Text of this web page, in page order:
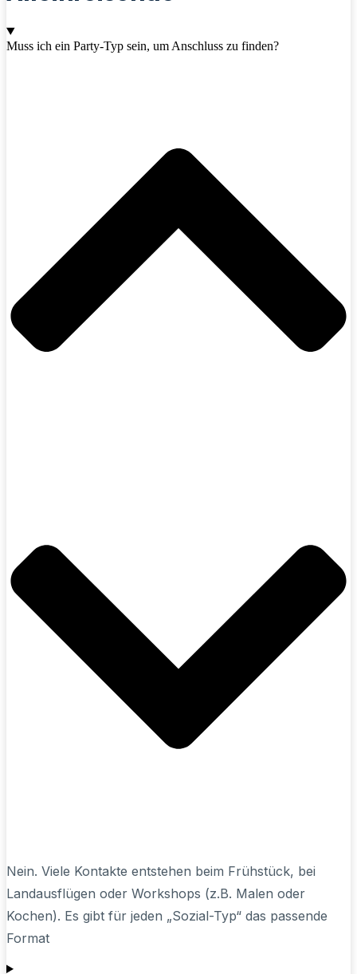
Muss ich ein Party-Typ sein, um Anschluss zu finden?
Nein. Viele Kontakte entstehen beim Frühstück, bei
Landausflügen oder Workshops (z.B. Malen oder
Kochen). Es gibt für jeden „Sozial-Typ“ das passende
Format